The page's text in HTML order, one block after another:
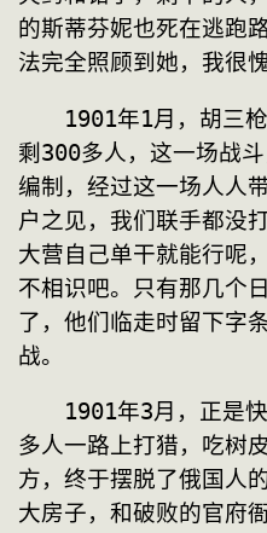
的斯蒂芬妮也死在逃跑
法完全照顾到她，我很
1901年1月，胡三枪
剩300多人，这一场战
编制，经过这一场人人
户之见，我们联手都没
大营自己单干就能行呢
不相识吧。只有那几个
了，他们临走时留下字
战。
1901年3月，正是快
多人一路上打猎，吃树
方，终于摆脱了俄国人
大房子，和破败的官府